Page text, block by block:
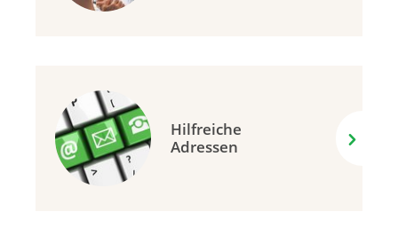
Hilfreiche
Adressen